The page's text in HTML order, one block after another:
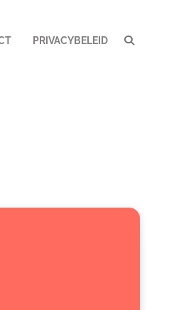
PRIVACYBELEID